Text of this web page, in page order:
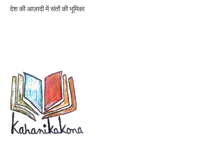
देश की आज़ादी में संतों की भूमिका